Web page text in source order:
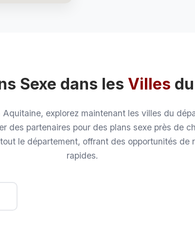
Sexe dans les Villes du
explorez maintenant les villes du
des partenaires pour des plans sexe près de
le département, offrant des opportunités de
rapides.